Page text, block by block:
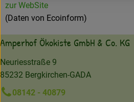
zur WebSite
(Daten von Ecoinform)
Amperhof Ökokiste GmbH & Co. KG
Neuriesstraße 9
85232 Bergkirchen-GADA
08142 - 40879